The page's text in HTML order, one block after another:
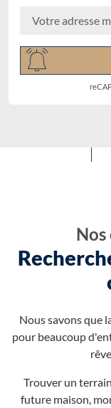
Nous savons que
pour beaucoup
Trouver un
future maison,